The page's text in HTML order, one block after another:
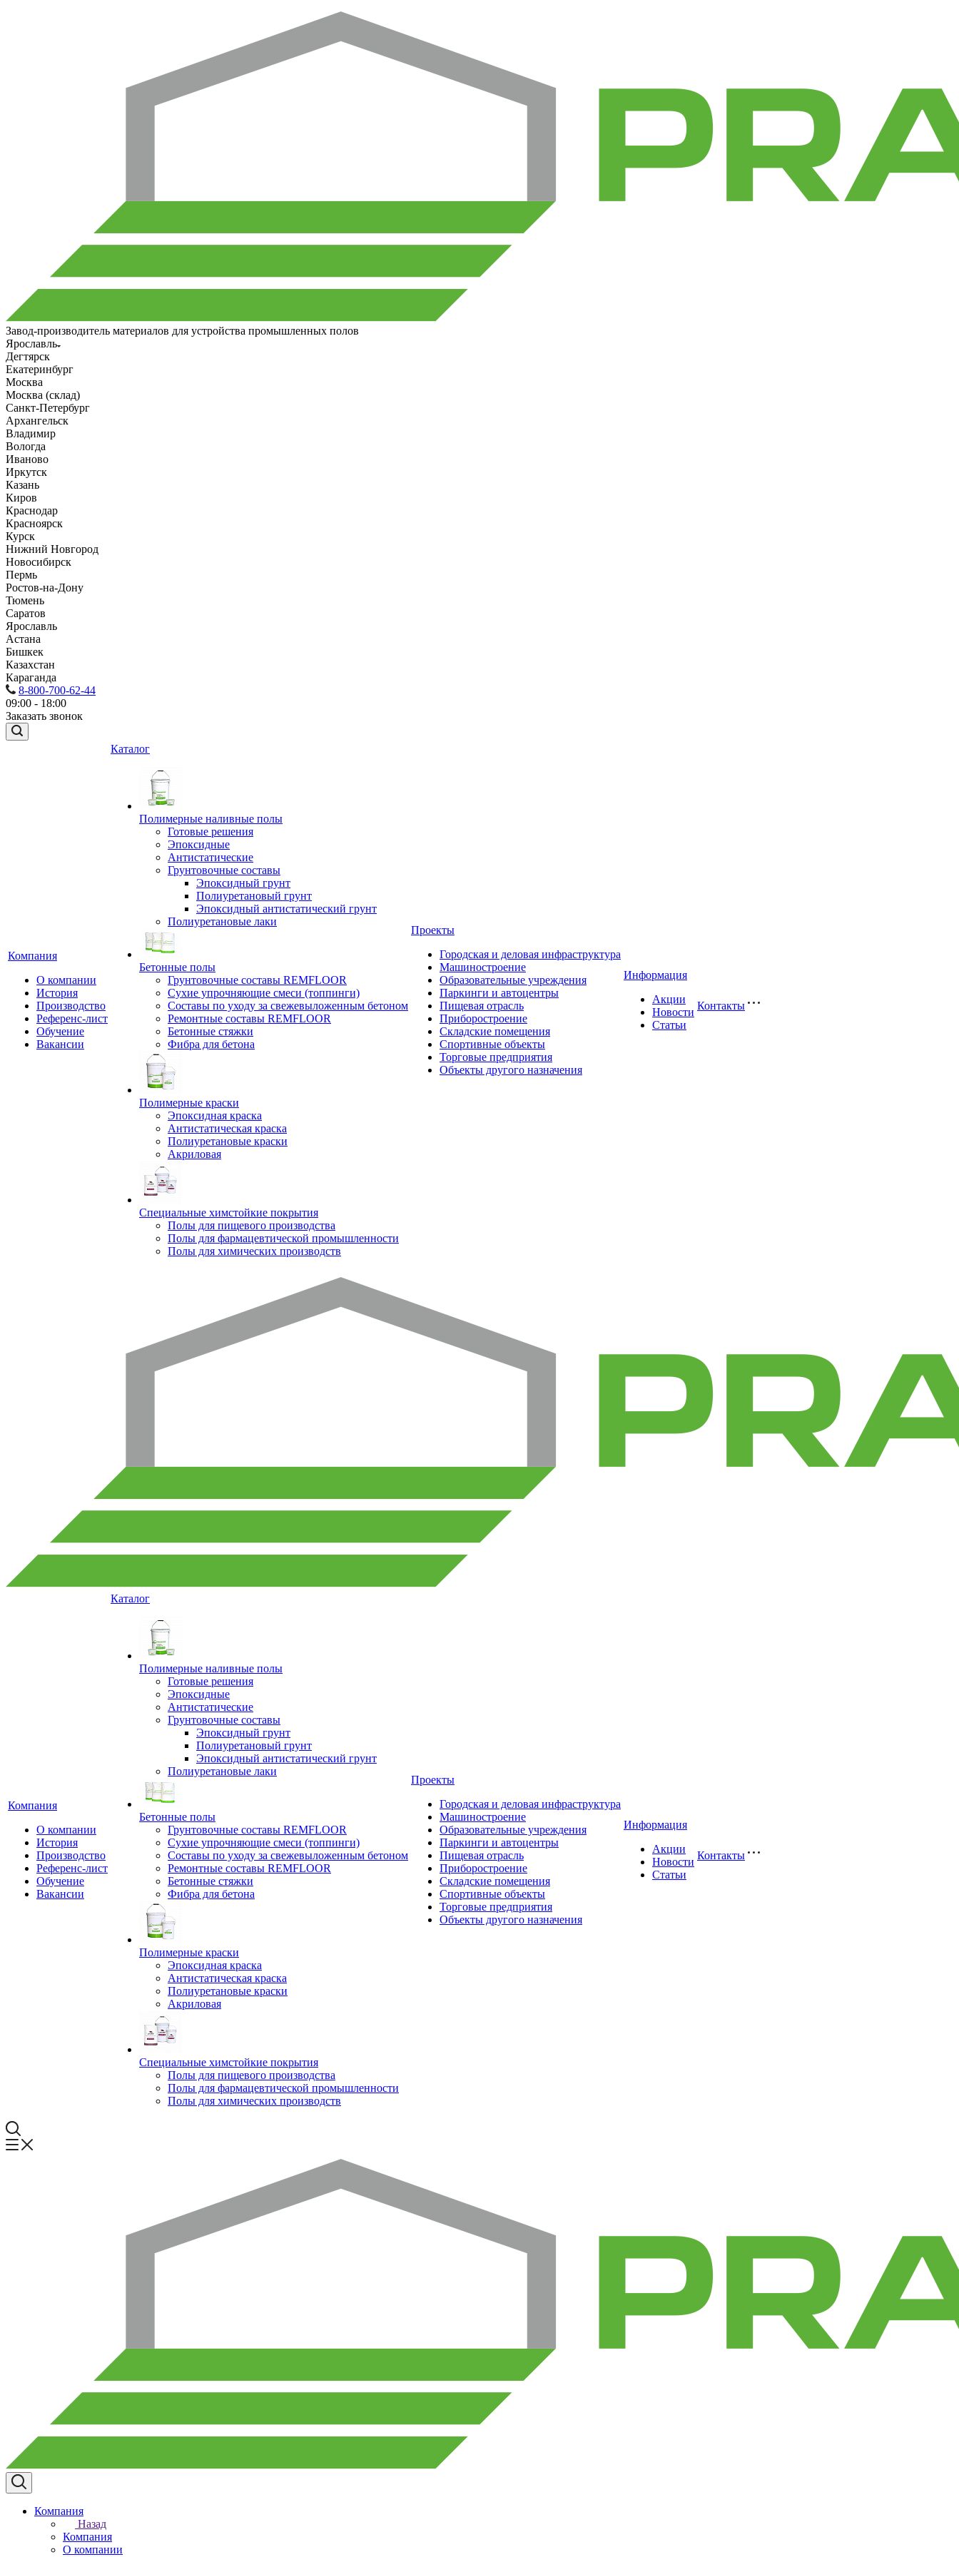
Завод-производитель материалов для устройства промышленных полов
Ярославль
Дегтярск
Екатеринбург
Москва
Москва (склад)
Санкт-Петербург
Архангельск
Владимир
Вологда
Иваново
Иркутск
Казань
Киров
Краснодар
Красноярск
Курск
Нижний Новгород
Новосибирск
Пермь
Ростов-на-Дону
Тюмень
Саратов
Ярославль
Астана
Бишкек
Казахстан
Караганда
8-800-700-62-44
09:00 - 18:00
Заказать звонок
Компания
О компании
История
Производство
Референс-лист
Обучение
Вакансии
Каталог
Полимерные наливные полы
Готовые решения
Эпоксидные
Антистатические
Грунтовочные составы
Эпоксидный грунт
Полиуретановый грунт
Эпоксидный антистатический грунт
Полиуретановые лаки
Бетонные полы
Грунтовочные составы REMFLOOR
Сухие упрочняющие смеси (топпинги)
Составы по уходу за свежевыложенным бетоном
Ремонтные составы REMFLOOR
Бетонные стяжки
Фибра для бетона
Полимерные краски
Эпоксидная краска
Антистатическая краска
Полиуретановые краски
Акриловая
Специальные химстойкие покрытия
Полы для пищевого производства
Полы для фармацевтической промышленности
Полы для химических производств
Проекты
Городская и деловая инфраструктура
Машиностроение
Образовательные учреждения
Паркинги и автоцентры
Пищевая отрасль
Приборостроение
Складские помещения
Спортивные объекты
Торговые предприятия
Объекты другого назначения
Информация
Акции
Новости
Статьи
Контакты
Компания
О компании
История
Производство
Референс-лист
Обучение
Вакансии
Каталог
Полимерные наливные полы
Готовые решения
Эпоксидные
Антистатические
Грунтовочные составы
Эпоксидный грунт
Полиуретановый грунт
Эпоксидный антистатический грунт
Полиуретановые лаки
Бетонные полы
Грунтовочные составы REMFLOOR
Сухие упрочняющие смеси (топпинги)
Составы по уходу за свежевыложенным бетоном
Ремонтные составы REMFLOOR
Бетонные стяжки
Фибра для бетона
Полимерные краски
Эпоксидная краска
Антистатическая краска
Полиуретановые краски
Акриловая
Специальные химстойкие покрытия
Полы для пищевого производства
Полы для фармацевтической промышленности
Полы для химических производств
Проекты
Городская и деловая инфраструктура
Машиностроение
Образовательные учреждения
Паркинги и автоцентры
Пищевая отрасль
Приборостроение
Складские помещения
Спортивные объекты
Торговые предприятия
Объекты другого назначения
Информация
Акции
Новости
Статьи
Контакты
Компания
Назад
Компания
О компании